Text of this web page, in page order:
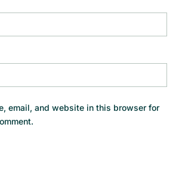
email, and website in this browser for